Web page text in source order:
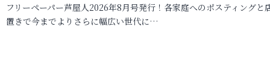
フリーペーパー芦屋人2026年8月号発行！各家庭へのポスティングと
置きで今までよりさらに幅広い世代に…